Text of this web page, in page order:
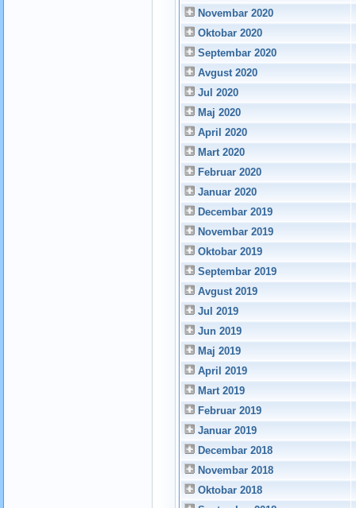
Novembar 2020
Oktobar 2020
Septembar 2020
Avgust 2020
Jul 2020
Maj 2020
April 2020
Mart 2020
Februar 2020
Januar 2020
Decembar 2019
Novembar 2019
Oktobar 2019
Septembar 2019
Avgust 2019
Jul 2019
Jun 2019
Maj 2019
April 2019
Mart 2019
Februar 2019
Januar 2019
Decembar 2018
Novembar 2018
Oktobar 2018